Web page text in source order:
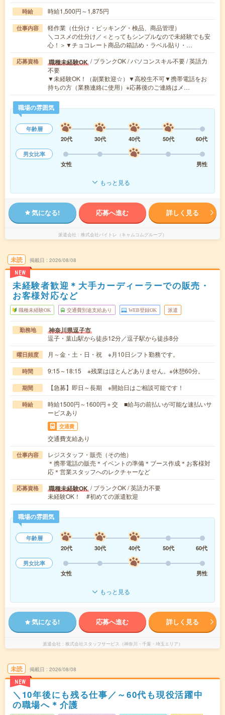
時給 時給1,500円～1,875円
仕事内容
軽作業（仕分け・ピッキング・検品、商品管理）
＼コスメの仕分け／＜とってもシンプルなので未経験でも安
心！＞▼チョコレート商品の箱詰め・ラベル貼り・…
応募資格 職種未経験OK / ブランクOK / パソコンスキル不要 / 英語力
不要
▼未経験OK！（副業歓迎☆）▼高校生不可▼携帯電話をお
持ちの方（業務連絡に使用）※応募後のご連絡はメ…
職場の雰囲気
年齢層
20代
30代 40代 50代
60代
男女比率
女性
男性
もっと見る
気になる! 応募へ進む 詳しく見る
派遣会社 株式会社バイトレ（キャムコムグループ）
未読
NEW
掲載日 2026/08/08
未経験者歓迎＊大手カーディーラーでの販売・
お客様対応など
職種未経験OK 交通費別途支給あり WEB登録OK 派遣
勤務地 神奈川県逗子市
逗子・葉山駅から徒歩12分／逗子駅から徒歩8分
曜日頻度 月～金・土・日・祝 ※月10日シフト勤務です。
時間 9:15～18:15 ※残業はほとんどありません。※休憩60分。
期間 【急募】即日～長期 ※開始日はご相談可能です！
時給
時給1500円～1600円＋交 ■給与の前払いが可能な速払いサ
ービスあり
交通費
交通費支給あり
仕事内容
レジスタッフ・販売（その他）
＊携帯電話の販売＊イベントの準備＊ブース作成＊お客様対
応＊営業スタッフへのレクチャーなど
応募資格 職種未経験OK / ブランクOK / 英語力不要
未経験OK！ #初めての派遣歓迎
職場の雰囲気
年齢層
20代
30代 40代 50代
60代
男女比率
女性
男性
もっと見る
気になる! 応募へ進む 詳しく見る
派遣会社 株式会社スタッフサービス（神奈川・千葉・埼玉エリア）
未読
NEW
掲載日 2026/08/08
＼10年後にも残る仕事／～60代も現役活躍中
の職場へ＊介護